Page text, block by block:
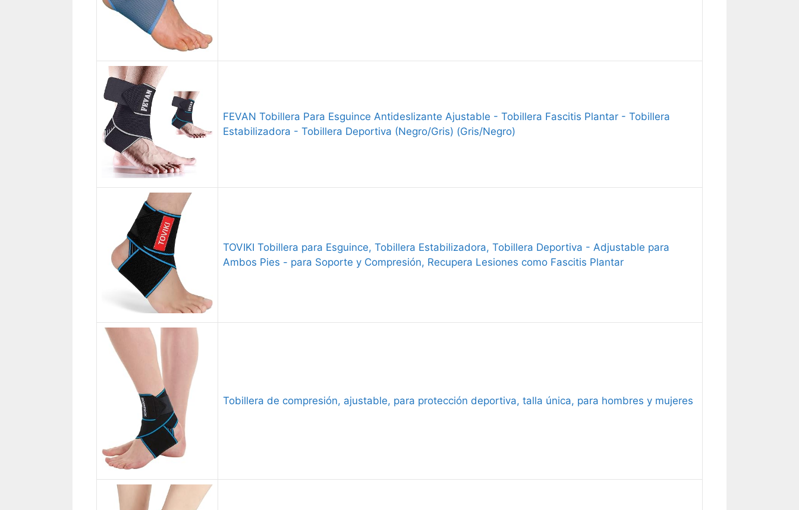
FEVAN Tobillera Para Esguince Antideslizante Ajustable - Tobillera Fascitis Plantar - Tobillera
Estabilizadora - Tobillera Deportiva (Negro/Gris) (Gris/Negro)
TOVIKI Tobillera para Esguince, Tobillera Estabilizadora, Tobillera Deportiva - Adjustable para
Ambos Pies - para Soporte y Compresión, Recupera Lesiones como Fascitis Plantar
Tobillera de compresión, ajustable, para protección deportiva, talla única, para hombres y mujeres